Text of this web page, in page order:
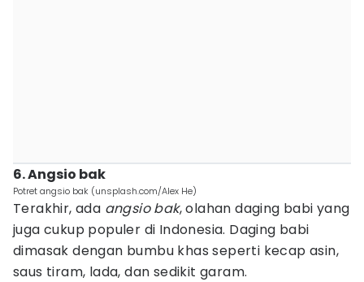
6. Angsio bak
Potret angsio bak (unsplash.com/Alex He)
Terakhir, ada angsio bak, olahan daging babi yang
juga cukup populer di Indonesia. Daging babi
dimasak dengan bumbu khas seperti kecap asin,
saus tiram, lada, dan sedikit garam.